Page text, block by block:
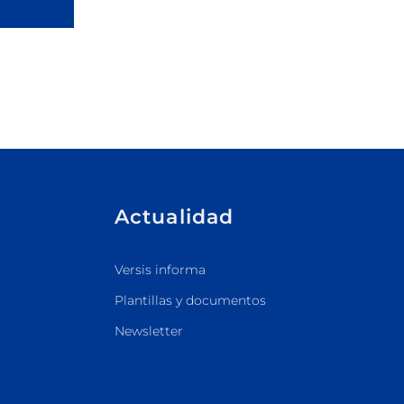
Actualidad
Versis informa
Plantillas y documentos
Newsletter